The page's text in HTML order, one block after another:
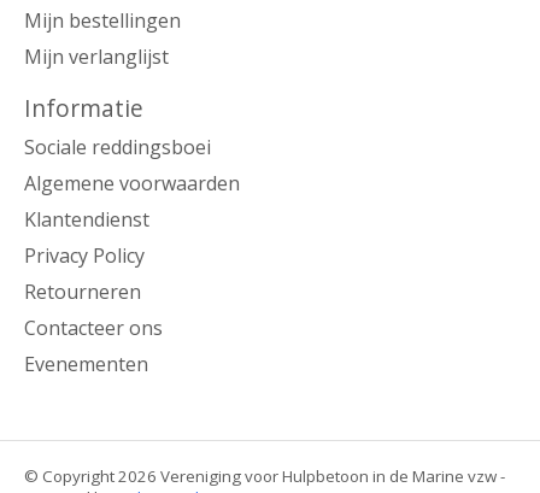
Mijn bestellingen
Mijn verlanglijst
Informatie
Sociale reddingsboei
Algemene voorwaarden
Klantendienst
Privacy Policy
Retourneren
Contacteer ons
Evenementen
© Copyright 2026 Vereniging voor Hulpbetoon in de Marine vzw -